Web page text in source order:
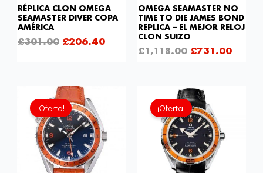
RÉPLICA CLON OMEGA
SEAMASTER DIVER COPA
AMÉRICA
£301.00 £206.40
OMEGA SEAMASTER NO
TIME TO DIE JAMES BOND
REPLICA – EL MEJOR RELOJ
CLON SUIZO
£1,118.00 £731.00
¡Oferta!
El
precio
original
era:
£301.00.£192.64.
¡Oferta!
El
precio
original
era:
£301.00.